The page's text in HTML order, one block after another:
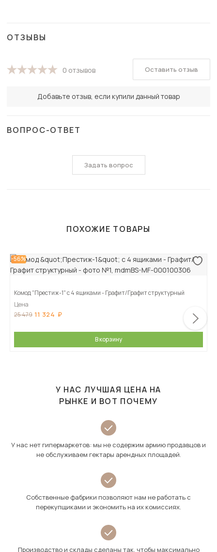
ОТЗЫВЫ
0 отзывов
Добавьте отзыв, если купили данный товар
Оставить отзыв
ВОПРОС-ОТВЕТ
Задать вопрос
ПОХОЖИЕ ТОВАРЫ
-56%
Комод "Престиж-1" с 4 ящиками - Графит/Графит структурный
Цена
25 479 11 324
В корзину
У НАС ЛУЧШАЯ ЦЕНА НА
РЫНКЕ И ВОТ ПОЧЕМУ
У нас нет гипермаркетов: мы не содержим армию продавцов и
не обслуживаем гектары арендных площадей.
Собственные фабрики позволяют нам не работать с
перекупщиками и экономить на их комиссиях.
Производство и склады сделаны так, чтобы максимально